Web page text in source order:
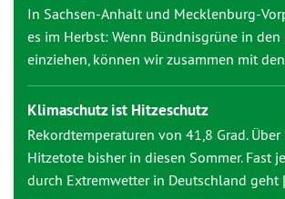
In Sachsen-Anhalt und Mecklenburg-
es im Herbst: Wenn Bündnisgrüne in den
einziehen, können wir zusammen mit
Klimaschutz ist Hitzeschutz
Rekordtemperaturen von 41,8 Grad.
Hitzetote bisher in diesen Sommer. Fast
durch Extremwetter in Deutschland geht